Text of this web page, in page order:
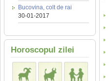
Bucovina, colt de rai
30-01-2017
Horoscopul zilei